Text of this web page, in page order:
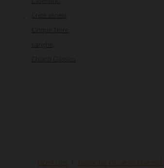
Crete senesi
Cinque Terre
Langhe
Chianti Classico
Über uns Garantie im Servicebereich